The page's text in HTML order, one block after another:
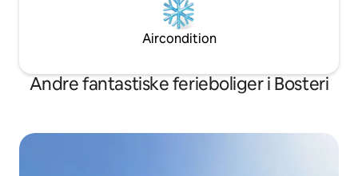
Aircondition
Andre fantastiske ferieboliger i Bosteri